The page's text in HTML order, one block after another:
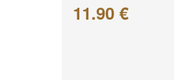
11.90 €